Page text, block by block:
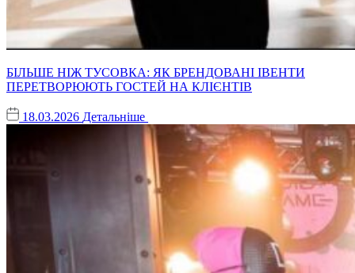
БІЛЬШЕ НІЖ ТУСОВКА: ЯК БРЕНДОВАНІ ІВЕНТИ
ПЕРЕТВОРЮЮТЬ ГОСТЕЙ НА КЛІЄНТІВ
18.03.2026 Детальніше